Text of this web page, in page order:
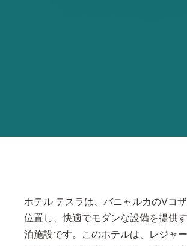
ホテル テスラは、バニャルカのVコ
位置し、快適でモダンな設備を提供
泊施設です。このホテルは、レジャ